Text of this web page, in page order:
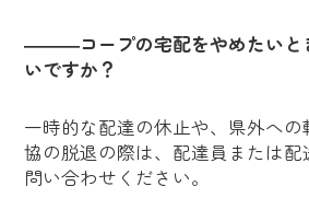
―――コープの宅配をやめたいと
いですか？
一時的な配達の休止や、県外へ
協の脱退の際は、配達員または
問い合わせください。